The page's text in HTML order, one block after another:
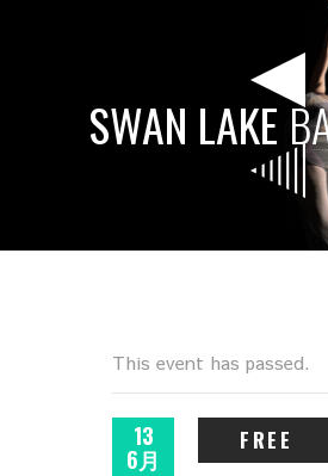
SWAN LAKE
This event has passed.
13
6月
FREE